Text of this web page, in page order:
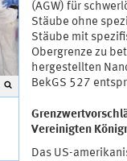
(AGW) für
Stäube ohne
Stäube mit
Obergrenze zu
hergestellten
BekGS 527
Vereinigten
Das US-